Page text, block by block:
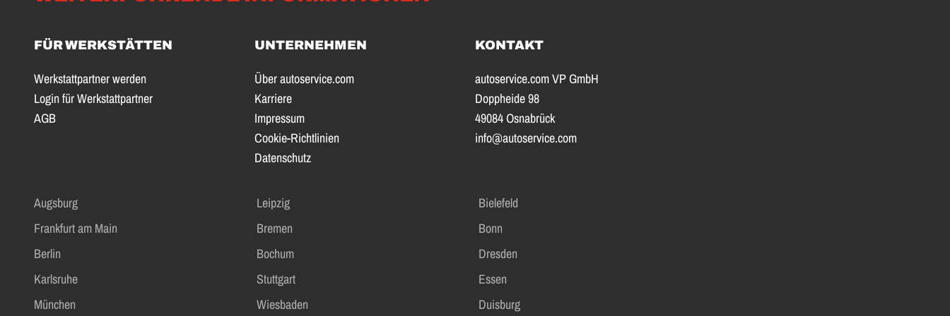
FÜR WERKSTÄTTEN
Werkstattpartner werden
Login für Werkstattpartner
AGB
UNTERNEHMEN
Über autoservice.com
Karriere
Impressum
Cookie-Richtlinien
Datenschutz
KONTAKT
autoservice.com VP GmbH
Doppheide 98
49084 Osnabrück
info@autoservice.com
Augsburg Leipzig
Bielefeld
Frankfurt am Main
Bremen
Bonn
Berlin
Bochum
Dresden
Karlsruhe
Stuttgart
Essen
München
Wiesbaden Duisburg